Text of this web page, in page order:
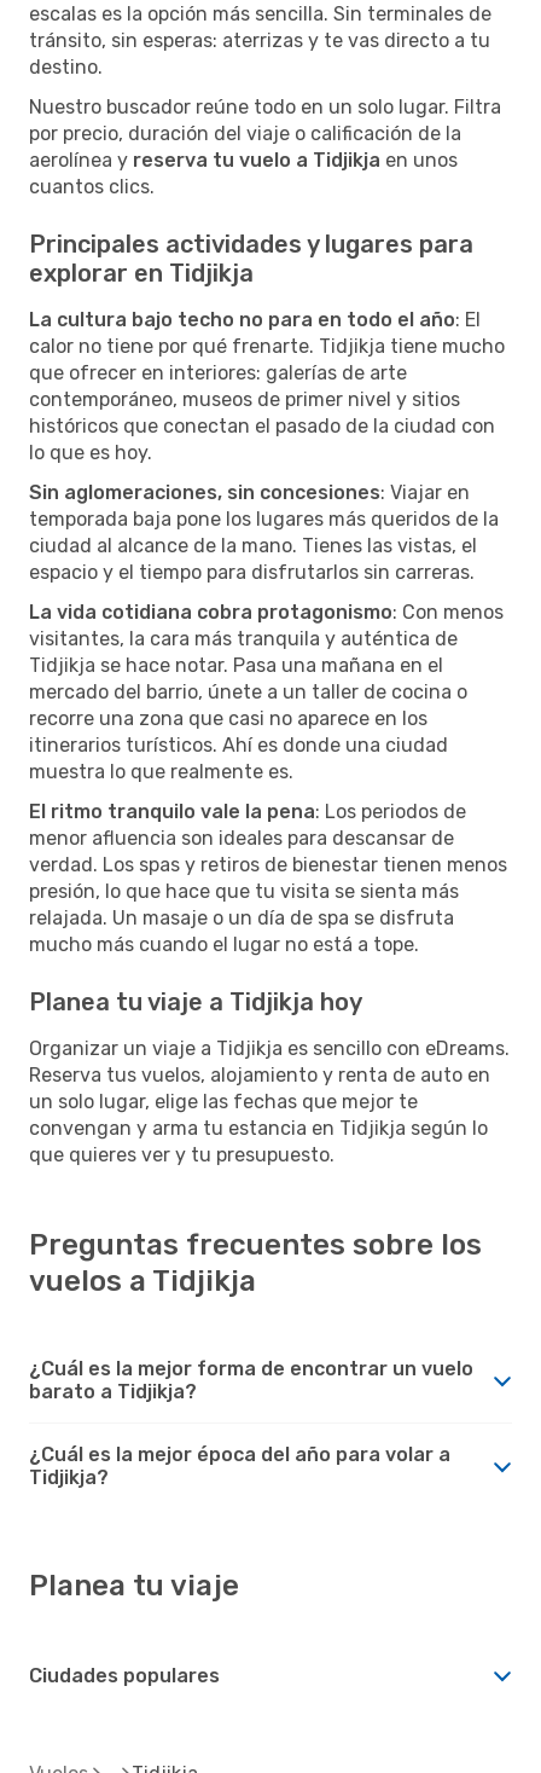
escalas es la opción más sencilla. Sin terminales de
tránsito, sin esperas: aterrizas y te vas directo a tu
destino.
Nuestro buscador reúne todo en un solo lugar. Filtra
por precio, duración del viaje o calificación de la
aerolínea y reserva tu vuelo a Tidjikja en unos
cuantos clics.
Principales actividades y lugares para
explorar en Tidjikja
La cultura bajo techo no para en todo el año: El
calor no tiene por qué frenarte. Tidjikja tiene mucho
que ofrecer en interiores: galerías de arte
contemporáneo, museos de primer nivel y sitios
históricos que conectan el pasado de la ciudad con
lo que es hoy.
Sin aglomeraciones, sin concesiones: Viajar en
temporada baja pone los lugares más queridos de la
ciudad al alcance de la mano. Tienes las vistas, el
espacio y el tiempo para disfrutarlos sin carreras.
La vida cotidiana cobra protagonismo: Con menos
visitantes, la cara más tranquila y auténtica de
Tidjikja se hace notar. Pasa una mañana en el
mercado del barrio, únete a un taller de cocina o
recorre una zona que casi no aparece en los
itinerarios turísticos. Ahí es donde una ciudad
muestra lo que realmente es.
El ritmo tranquilo vale la pena: Los periodos de
menor afluencia son ideales para descansar de
verdad. Los spas y retiros de bienestar tienen menos
presión, lo que hace que tu visita se sienta más
relajada. Un masaje o un día de spa se disfruta
mucho más cuando el lugar no está a tope.
Planea tu viaje a Tidjikja hoy
Organizar un viaje a Tidjikja es sencillo con eDreams.
Reserva tus vuelos, alojamiento y renta de auto en
un solo lugar, elige las fechas que mejor te
convengan y arma tu estancia en Tidjikja según lo
que quieres ver y tu presupuesto.
Preguntas frecuentes sobre los
vuelos a Tidjikja
¿Cuál es la mejor forma de encontrar un vuelo
barato a Tidjikja?
¿Cuál es la mejor época del año para volar a
Tidjikja?
Planea tu viaje
Ciudades populares